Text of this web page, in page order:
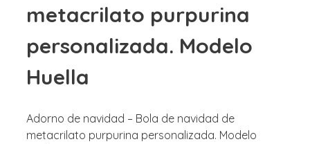
metacrilato purpurina
personalizada. Modelo
Huella
Adorno de navidad – Bola de navidad de
metacrilato purpurina personalizada. Modelo